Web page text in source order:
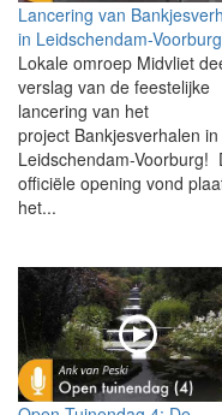
Lancering van
in Leidschendam-Voorburg
Lokale omroep Midvliet
verslag van de feestelijke
lancering van het
project Bankjesverhalen in
Leidschendam-Voorburg!
officiële opening vond
het...